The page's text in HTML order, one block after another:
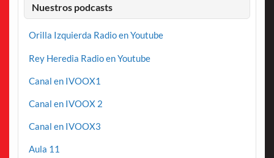
Nuestros podcasts
Orilla Izquierda Radio en Youtube
Rey Heredia Radio en Youtube
Canal en IVOOX1
Canal en IVOOX 2
Canal en IVOOX3
Aula 11